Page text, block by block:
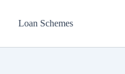
Loan Schemes